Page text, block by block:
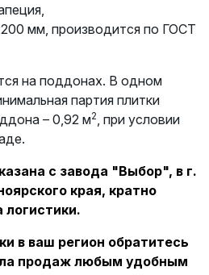
мм, производится по ГОСТ
на поддонах. В одном
партия плитки
– 0,92 м2 , при условии
с завода "Выбор", в г.
края, кратно
в ваш регион обратитесь
продаж любым удобным